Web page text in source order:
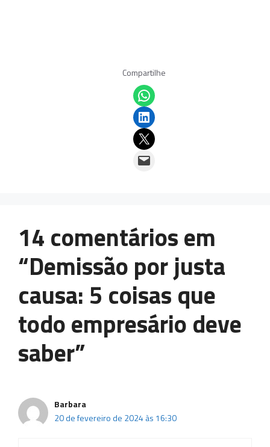
Compartilhe
Share on WhatsApp
Share on LinkedIn
Email this Page
Email this Page
14 comentários em
“Demissão por justa
causa: 5 coisas que
todo empresário deve
saber”
Barbara
20 de fevereiro de 2024 às 16:30